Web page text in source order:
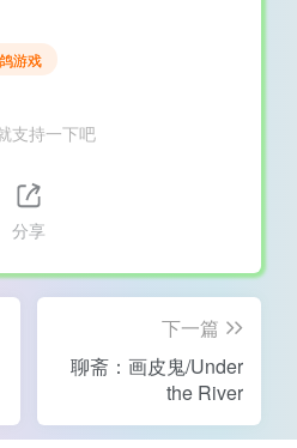
游戏
支持一下吧
分享
下一篇
聊斋：画皮鬼/Under
the River